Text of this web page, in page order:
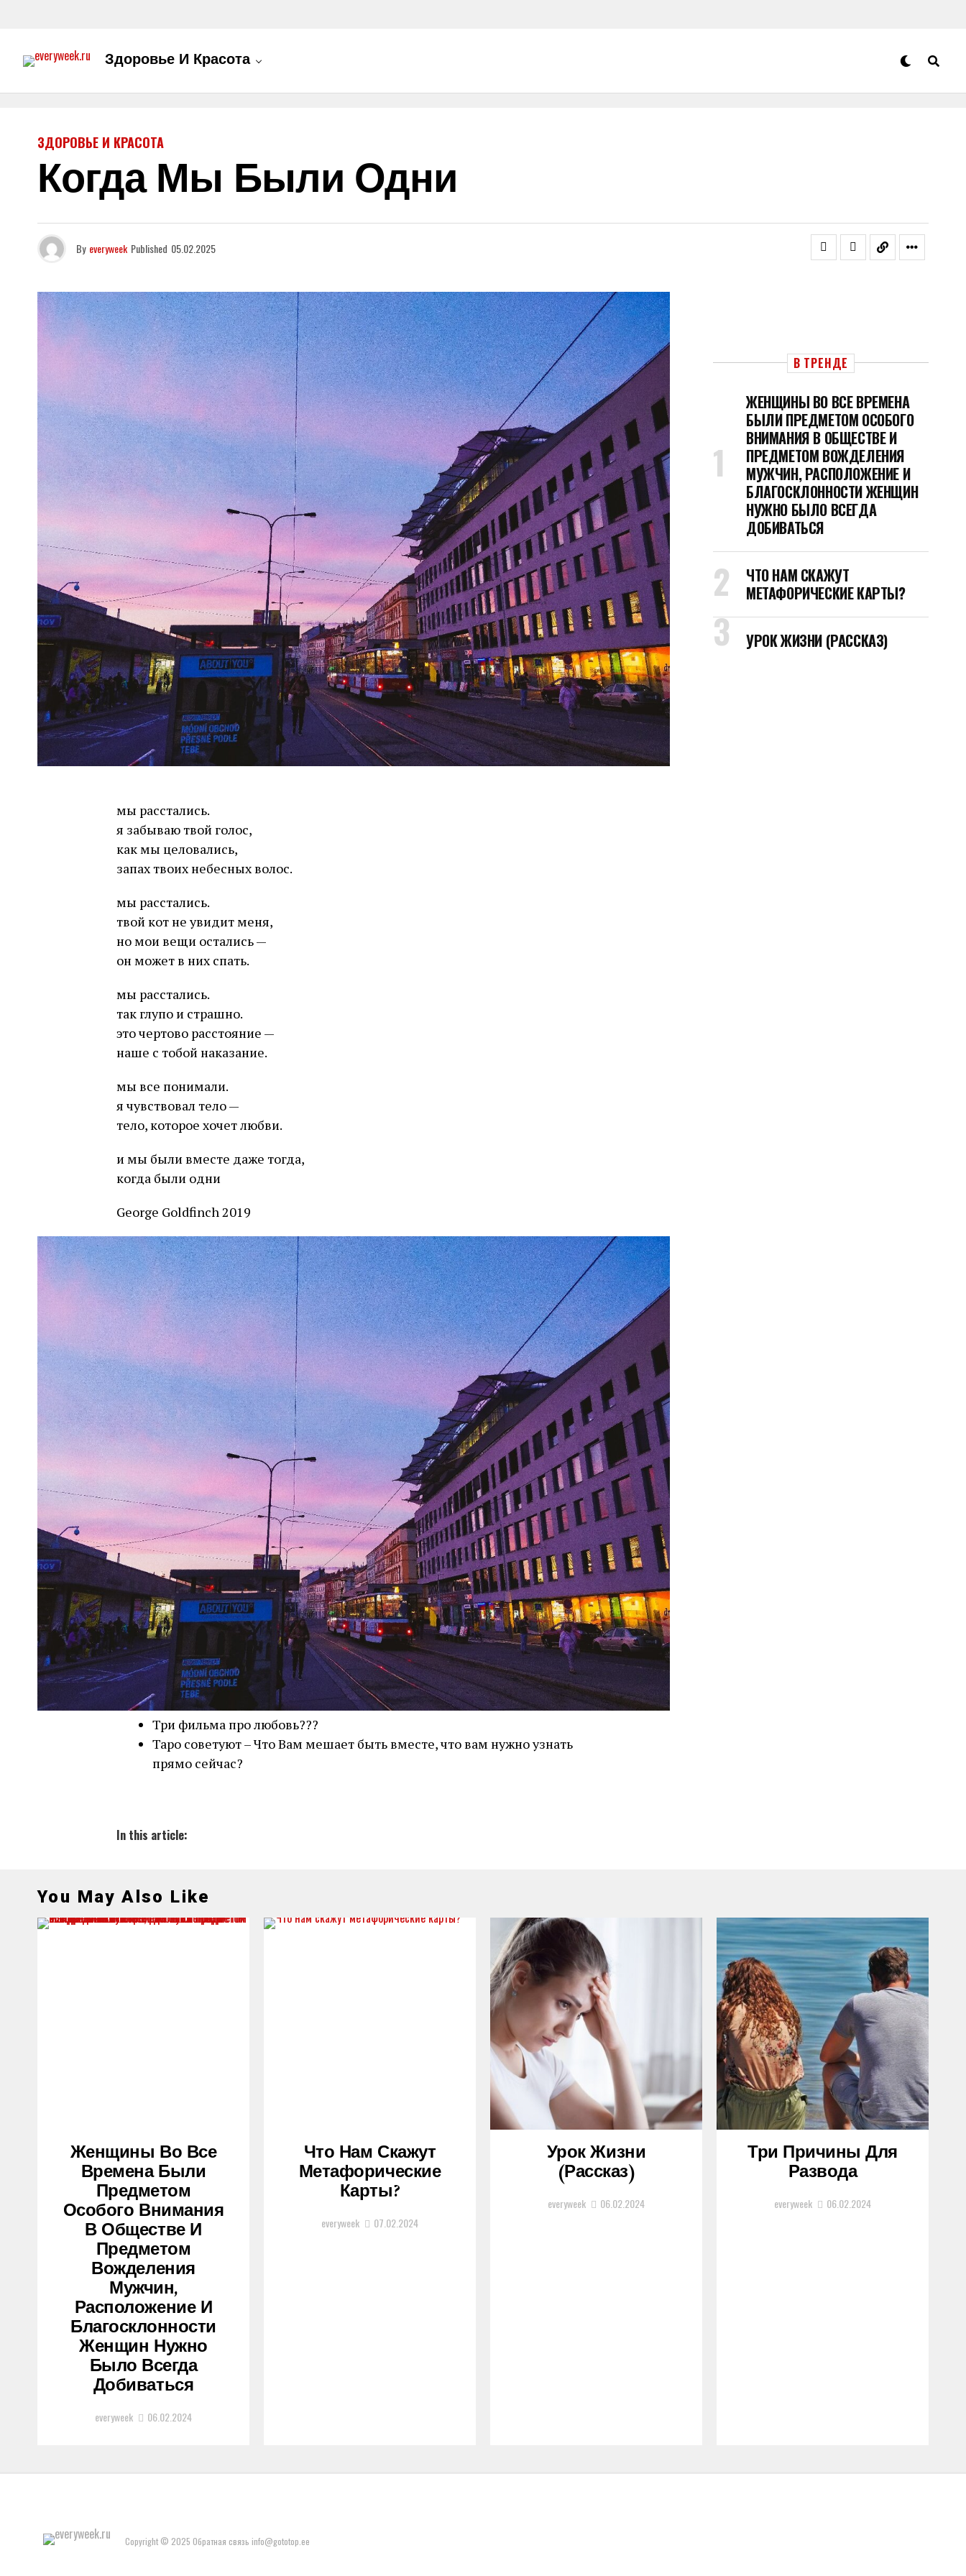
Здоровье И Красота
ЗДОРОВЬЕ И КРАСОТА
Когда Мы Были Одни
By everyweek Published 05.02.2025
мы расстались.
я забываю твой голос,
как мы целовались,
запах твоих небесных волос.
мы расстались.
твой кот не увидит меня,
но мои вещи остались —
он может в них спать.
мы расстались.
так глупо и страшно.
это чертово расстояние —
наше с тобой наказание.
мы все понимали.
я чувствовал тело —
тело, которое хочет любви.
и мы были вместе даже тогда,
когда были одни
George Goldfinch 2019
Три фильма про любовь???
Таро советуют – Что Вам мешает быть вместе, что вам нужно узнать
прямо сейчас?
In this article:
В ТРЕНДЕ
ЖЕНЩИНЫ ВО ВСЕ ВРЕМЕНА
БЫЛИ ПРЕДМЕТОМ ОСОБОГО
ВНИМАНИЯ В ОБЩЕСТВЕ И
ПРЕДМЕТОМ ВОЖДЕЛЕНИЯ
МУЖЧИН, РАСПОЛОЖЕНИЕ И
БЛАГОСКЛОННОСТИ ЖЕНЩИН
НУЖНО БЫЛО ВСЕГДА
ДОБИВАТЬСЯ
ЧТО НАМ СКАЖУТ
МЕТАФОРИЧЕСКИЕ КАРТЫ?
УРОК ЖИЗНИ (РАССКАЗ)
You May Also Like
Женщины Во Все
Времена Были
Предметом
Особого Внимания
В Обществе И
Предметом
Вожделения
Мужчин,
Расположение И
Благосклонности
Женщин Нужно
Было Всегда
Добиваться
everyweek 06.02.2024
Что Нам Скажут
Метафорические
Карты?
everyweek 07.02.2024
Урок Жизни
(рассказ)
everyweek 06.02.2024
Три Причины Для
Развода
everyweek 06.02.2024
Copyright © 2025 Обратная связь info@gototop.ee